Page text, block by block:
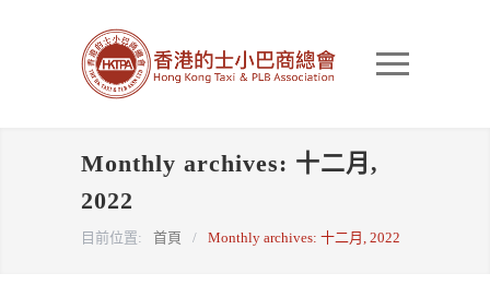
Monthly archives: 十二月,
2022
目前位置: 首頁 / Monthly archives: 十二月, 2022